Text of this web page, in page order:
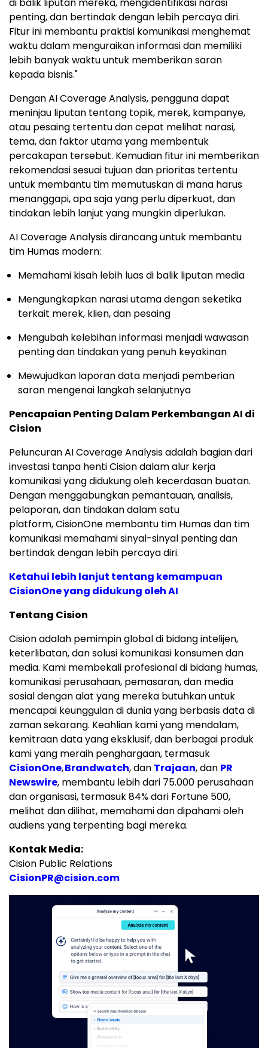
penting, dan bertindak dengan lebih percaya diri.
Fitur ini membantu praktisi komunikasi menghemat
waktu dalam menguraikan informasi dan memiliki
lebih banyak waktu untuk memberikan saran
kepada bisnis."
Dengan AI Coverage Analysis, pengguna dapat
meninjau liputan tentang topik, merek, kampanye,
atau pesaing tertentu dan cepat melihat narasi,
tema, dan faktor utama yang membentuk
percakapan tersebut. Kemudian fitur ini memberikan
rekomendasi sesuai tujuan dan prioritas tertentu
untuk membantu tim memutuskan di mana harus
menanggapi, apa saja yang perlu diperkuat, dan
tindakan lebih lanjut yang mungkin diperlukan.
AI Coverage Analysis dirancang untuk membantu
tim Humas modern:
Memahami kisah lebih luas di balik liputan media
Mengungkapkan narasi utama dengan seketika
terkait merek, klien, dan pesaing
Mengubah kelebihan informasi menjadi wawasan
penting dan tindakan yang penuh keyakinan
Mewujudkan laporan data menjadi pemberian
saran mengenai langkah selanjutnya
Pencapaian Penting Dalam Perkembangan AI di
Cision
Peluncuran AI Coverage Analysis adalah bagian dari
investasi tanpa henti Cision dalam alur kerja
komunikasi yang didukung oleh kecerdasan buatan.
Dengan menggabungkan pemantauan, analisis,
pelaporan, dan tindakan dalam satu
platform, CisionOne membantu tim Humas dan tim
komunikasi memahami sinyal-sinyal penting dan
bertindak dengan lebih percaya diri.
Ketahui lebih lanjut tentang kemampuan
CisionOne yang didukung oleh AI
Tentang Cision
Cision adalah pemimpin global di bidang intelijen,
keterlibatan, dan solusi komunikasi konsumen dan
media. Kami membekali profesional di bidang humas,
komunikasi perusahaan, pemasaran, dan media
sosial dengan alat yang mereka butuhkan untuk
mencapai keunggulan di dunia yang berbasis data di
zaman sekarang. Keahlian kami yang mendalam,
kemitraan data yang eksklusif, dan berbagai produk
kami yang meraih penghargaan, termasuk
CisionOne,Brandwatch, dan Trajaan, dan PR
Newswire, membantu lebih dari 75.000 perusahaan
dan organisasi, termasuk 84% dari Fortune 500,
melihat dan dilihat, memahami dan dipahami oleh
audiens yang terpenting bagi mereka.
Kontak Media:
Cision Public Relations
CisionPR@cision.com